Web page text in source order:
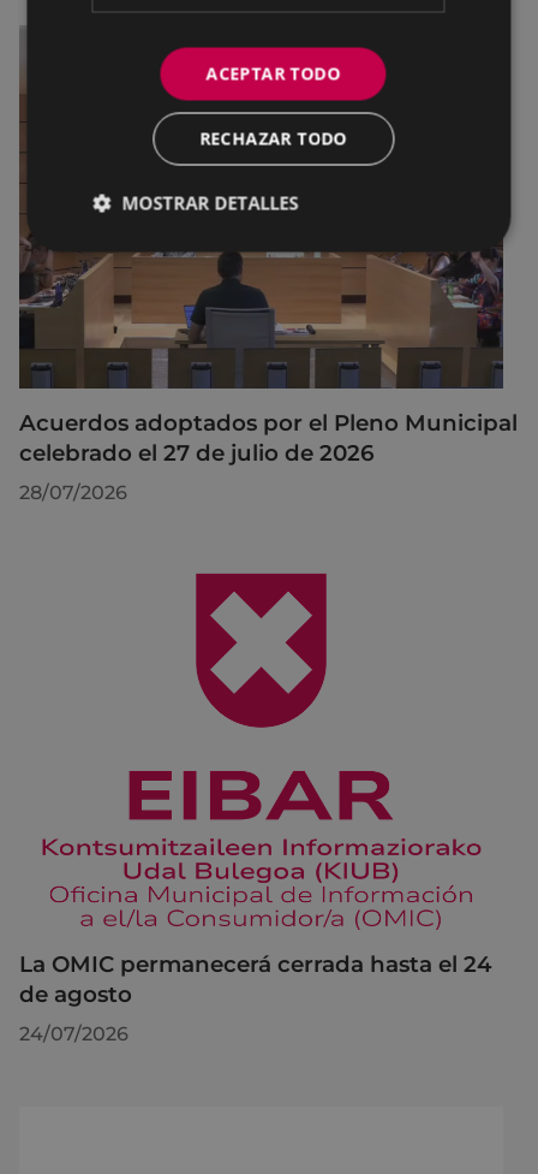
Acuerdos adoptados por el Pleno Municipal
celebrado el 27 de julio de 2026
28/07/2026
La OMIC permanecerá cerrada hasta el 24
de agosto
24/07/2026
ACEPTAR TODO
RECHAZAR TODO
MOSTRAR DETALLES